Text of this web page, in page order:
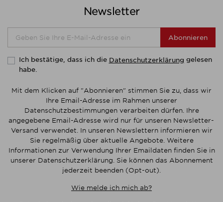
Newsletter
Abonnieren
Ich bestätige, dass ich die Datenschutzerklärung gelesen
habe.
Mit dem Klicken auf "Abonnieren" stimmen Sie zu, dass wir
Ihre Email-Adresse im Rahmen unserer
Datenschutzbestimmungen verarbeiten dürfen. Ihre
angegebene Email-Adresse wird nur für unseren Newsletter-
Versand verwendet. In unseren Newslettern informieren wir
Sie regelmäßig über aktuelle Angebote. Weitere
Informationen zur Verwendung Ihrer Emaildaten finden Sie in
unserer Datenschutzerklärung. Sie können das Abonnement
jederzeit beenden (Opt-out).
Wie melde ich mich ab?